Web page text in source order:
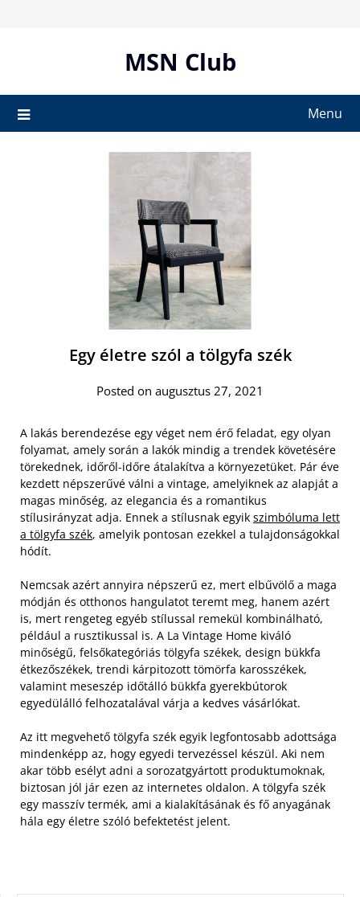
MSN Club
Menu
Egy életre szól a tölgyfa szék
Posted on augusztus 27, 2021
A lakás berendezése egy véget nem érő feladat, egy olyan
folyamat, amely során a lakók mindig a trendek követésére
törekednek, időről-időre átalakítva a környezetüket. Pár éve
kezdett népszerűvé válni a vintage, amelyiknek az alapját a
magas minőség, az elegancia és a romantikus
stílusirányzat adja. Ennek a stílusnak egyik szimbóluma lett
a tölgyfa szék, amelyik pontosan ezekkel a tulajdonságokkal
hódít.
Nemcsak azért annyira népszerű ez, mert elbűvölő a maga
módján és otthonos hangulatot teremt meg, hanem azért
is, mert rengeteg egyéb stílussal remekül kombinálható,
például a rusztikussal is. A La Vintage Home kiváló
minőségű, felsőkategóriás tölgyfa székek, design bükkfa
étkezőszékek, trendi kárpitozott tömörfa karosszékek,
valamint meseszép időtálló bükkfa gyerekbútorok
egyedülálló felhozatalával várja a kedves vásárlókat.
Az itt megvehető tölgyfa szék egyik legfontosabb adottsága
mindenképp az, hogy egyedi tervezéssel készül. Aki nem
akar több esélyt adni a sorozatgyártott produktumoknak,
biztosan jól jár ezen az internetes oldalon. A tölgyfa szék
egy masszív termék, ami a kialakításának és fő anyagának
hála egy életre szóló befektetést jelent.